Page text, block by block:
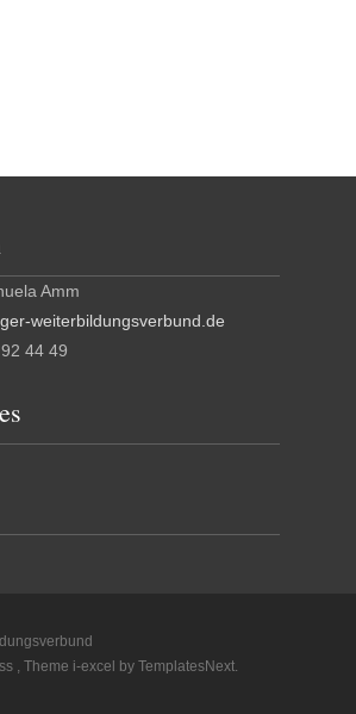
Amm
weiterbildungsverbund.de
44 49
, Theme i-excel by TemplatesNext.